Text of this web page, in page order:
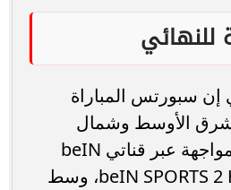
للنهائي
سبورتس المباراة
الأوسط وشمال
أفريقيا، حيث تُذاع المواجهة عبر قناتي beIN
SPORTS 1 HD وbeIN SPORTS 2 HD، وسط